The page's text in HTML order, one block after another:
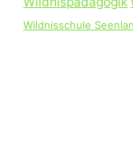
Wildnisschule